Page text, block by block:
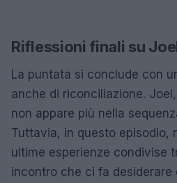
Riflessioni finali su
La puntata si conclude con
anche di riconciliazione.
non appare più nella
Tuttavia, in questo episodio,
ultime esperienze condivise
incontro che ci fa desiderare